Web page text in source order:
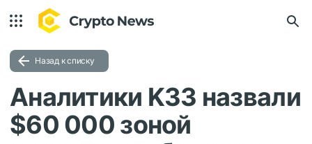
Назад к списку
Аналитики K33 назвали
$60 000 зоной